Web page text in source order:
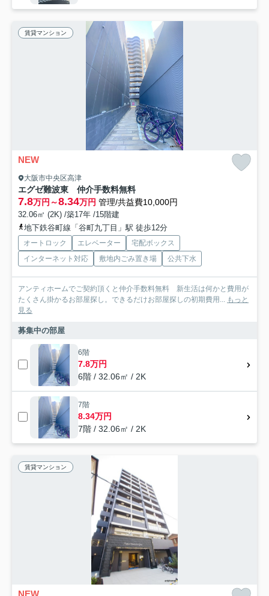
賃貸マンション
NEW
大阪市中央区高津
エグゼ難波東 仲介手数料無料
7.8万円～8.34万円 管理/共益費10,000円
32.06㎡ (2K) /築17年 /15階建
地下鉄谷町線「谷町九丁目」駅 徒歩12分
オートロック エレベーター
宅配ボックス
インターネット対応
敷地内ごみ置き場 公共下水
アンティホームでご契約頂くと仲介手数料無料 新生活は何かと費用が
たくさん掛かるお部屋探し。できるだけお部屋探しの初期費用...
もっと
見る
募集中の部屋
6階
7.8万円
6階 / 32.06㎡ / 2K
7階
8.34万円
7階 / 32.06㎡ / 2K
賃貸マンション
NEW